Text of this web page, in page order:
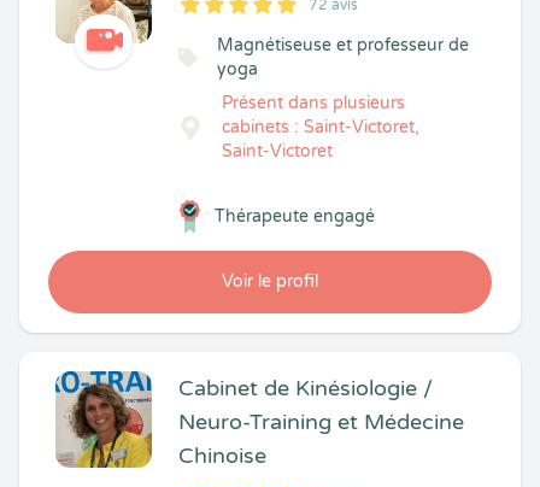
5
1
5
72 72 avis
Magnétiseuse et professeur de
yoga
Présent dans plusieurs
cabinets : Saint-Victoret,
Saint-Victoret
Voir le profil
Thérapeute engagé
Cabinet de Kinésiologie /
Neuro-Training et Médecine
Chinoise